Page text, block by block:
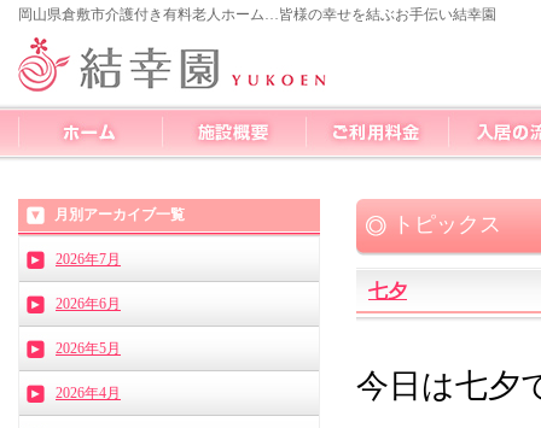
岡山県倉敷市介護付き有料老人ホーム…皆様の幸せを結ぶお手伝い結幸園
トピックス
七夕
今日は七夕
月別アーカイブ一覧
2026年7月
2026年6月
2026年5月
2026年4月